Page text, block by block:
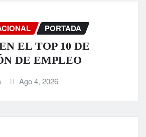
PORTADA
EL TOP 10 DE
DE EMPLEO
Ago 4, 2026